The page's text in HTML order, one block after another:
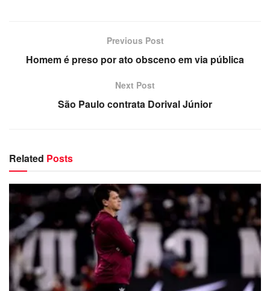
Previous Post
Homem é preso por ato obsceno em via pública
Next Post
São Paulo contrata Dorival Júnior
Related Posts